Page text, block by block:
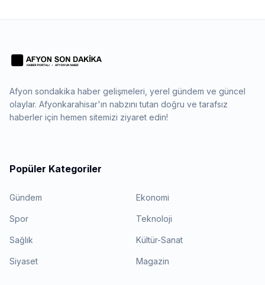
Afyon sondakika haber gelişmeleri, yerel gündem ve güncel
olaylar. Afyonkarahisar'ın nabzını tutan doğru ve tarafsız
haberler için hemen sitemizi ziyaret edin!
Popüler Kategoriler
Gündem Ekonomi
Spor Teknoloji
Sağlık Kültür-Sanat
Siyaset Magazin